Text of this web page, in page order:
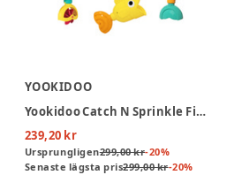
YOOKIDOO
Yookidoo Catch N Sprinkle Fishing Set Og Bucket
239,20 kr
Ursprungligen299,00 kr-20%
Senaste lägsta pris299,00 kr-20%